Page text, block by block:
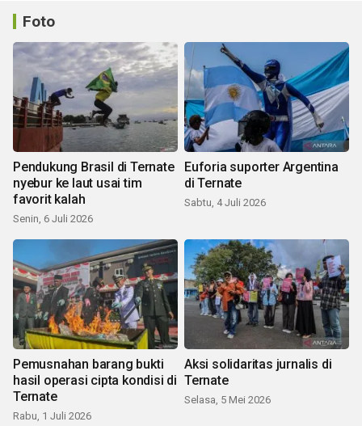
Foto
Pendukung Brasil di Ternate
nyebur ke laut usai tim
favorit kalah
Senin, 6 Juli 2026
Euforia suporter Argentina
di Ternate
Sabtu, 4 Juli 2026
Pemusnahan barang bukti
hasil operasi cipta kondisi di
Ternate
Rabu, 1 Juli 2026
Aksi solidaritas jurnalis di
Ternate
Selasa, 5 Mei 2026